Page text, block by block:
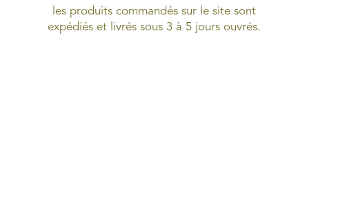
les produits commandés sur le site sont
expédiés et livrés sous 3 à 5 jours ouvrés.